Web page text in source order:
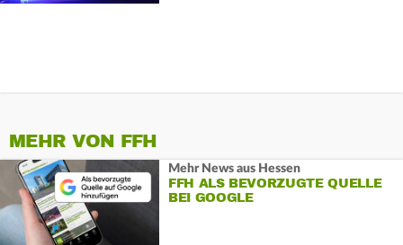
MEHR VON FFH
Mehr News aus Hessen
FFH ALS BEVORZUGTE QUELLE
BEI GOOGLE